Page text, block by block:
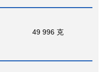
49 996 克